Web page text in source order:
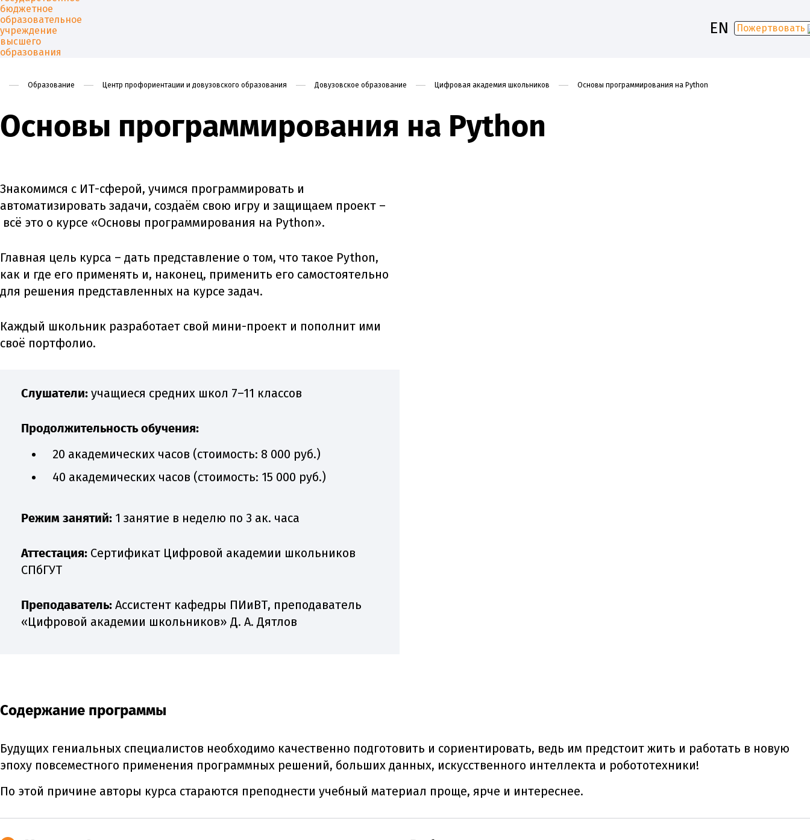
Университет Образование Наука Абитуриенту Студенту Приоритет-2030
EN Пожертвовать
Образование Центр профориентации и довузовского образования Довузовское образование Цифровая академия школьников Основы программирования на Python
Основы программирования на Python
Знакомимся с ИТ-сферой, учимся программировать и
автоматизировать задачи, создаём свою игру и защищаем проект –
всё это о курсе «Основы программирования на Python».
Главная цель курса – дать представление о том, что такое Python,
как и где его применять и, наконец, применить его самостоятельно
для решения представленных на курсе задач.
Каждый школьник разработает свой мини-проект и пополнит ими
своё портфолио.
Слушатели: учащиеся средних школ 7–11 классов
Продолжительность обучения:
20 академических часов (стоимость: 8 000 руб.)
40 академических часов (стоимость: 15 000 руб.)
Режим занятий: 1 занятие в неделю по 3 ак. часа
Аттестация: Сертификат Цифровой академии школьников
СПбГУТ
Преподаватель: Ассистент кафедры ПИиВТ, преподаватель
«Цифровой академии школьников» Д. А. Дятлов
Содержание программы
Будущих гениальных специалистов необходимо качественно подготовить и сориентировать, ведь им предстоит жить и работать в новую
эпоху повсеместного применения программных решений, больших данных, искусственного интеллекта и робототехники!
По этой причине авторы курса стараются преподнести учебный материал проще, ярче и интереснее.